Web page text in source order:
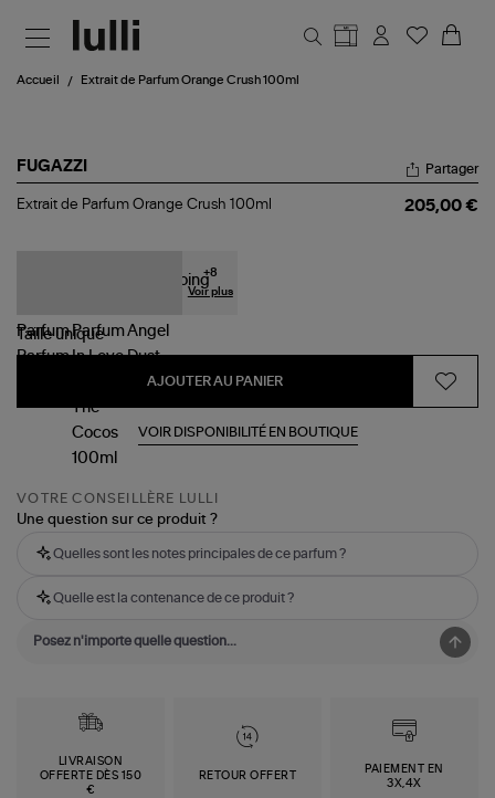
Accueil Extrait de Parfum Orange Crush 100ml
FUGAZZI
Extrait
Partager
Extrait de Parfum Orange Crush 100ml 205,00 €
+8
Voir plus
Tailleunique
AJOUTER AU PANIER
VOIR DISPONIBILITÉ EN BOUTIQUE
VOTRE CONSEILLÈRE LULLI
Une question sur ce produit ?
Quelles sont les notes principales de ce parfum ?
Quelle est la contenance de ce produit ?
LIVRAISON
OFFERTE DÈS 150
€
RETOUR OFFERT
PAIEMENT EN
3X,4X